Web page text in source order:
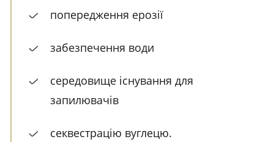
попередження ерозії
забезпечення води
середовище існування для
запилювачів
секвестрацію вуглецю.